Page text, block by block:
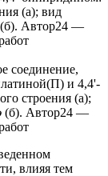
соединение,
и 4,4'-
строения (a);
(б). Автор24 —
влияя тем